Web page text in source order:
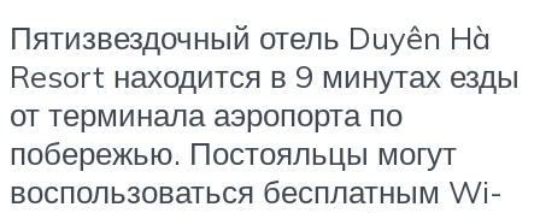
Пятизвездочный отель Duyên Hà
Resort находится в 9 минутах езды
от терминала аэропорта по
побережью. Постояльцы могут
воспользоваться бесплатным Wi-